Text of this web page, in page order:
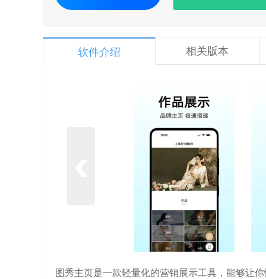
软件介绍 相关版本
图秀主页是一款轻量化的营销展示工具，能够让